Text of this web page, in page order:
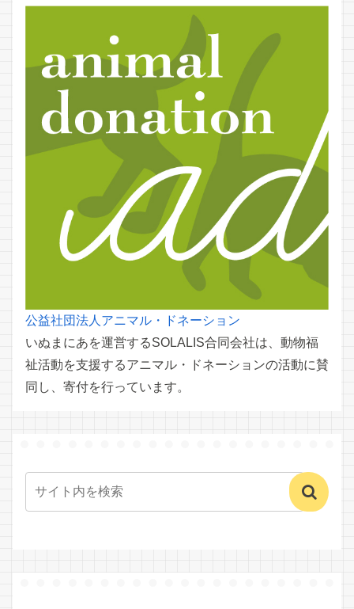
公益社団法人アニマル・ドネーション
いぬまにあを運営するSOLALIS合同会社は、動物福
祉活動を支援するアニマル・ドネーションの活動に賛
同し、寄付を行っています。